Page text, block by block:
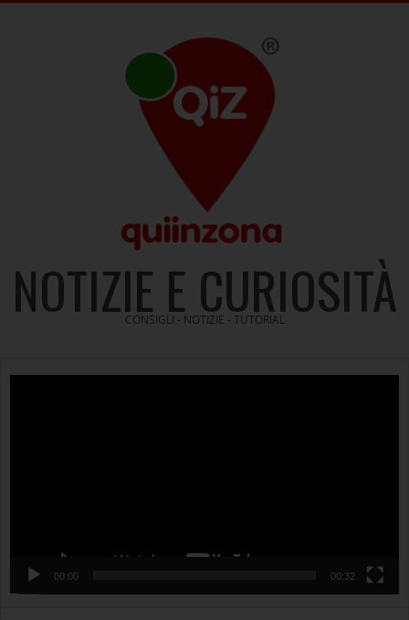
NOTIZIE E CURIOSITÀ
CONSIGLI - NOTIZIE - TUTORIAL
00:00 00:32